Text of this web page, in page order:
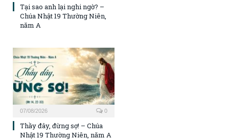
Tại sao anh lại nghi ngờ? –
Chúa Nhật 19 Thường Niên,
năm A
07/08/2026 0
Thầy đây, đừng sợ! – Chúa
Nhật 19 Thường Niên, năm A